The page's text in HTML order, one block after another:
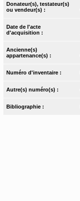
Donateur(s), testateur(s)
ou vendeur(s) :
Date de l'acte
d'acquisition :
Ancienne(s)
appartenance(s) :
Numéro d'inventaire :
Autre(s) numéro(s) :
Bibliographie :